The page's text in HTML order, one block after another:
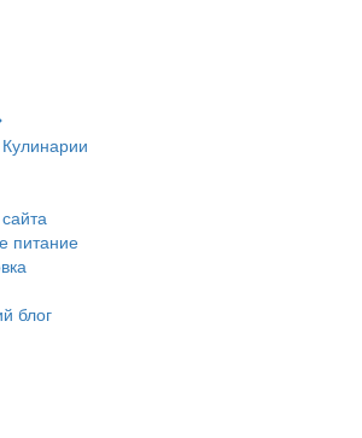
питание
блог